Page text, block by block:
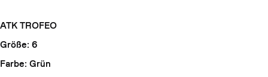
ATK TROFEO
Größe: 6
Farbe: Grün